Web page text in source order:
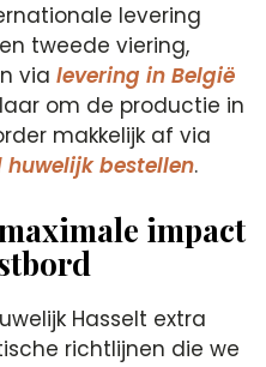
levering
tweede viering,
vialevering in België
om de productie in
makkelijk af via
bestellen.
impact
Hasselt extra
richtlijnen die we